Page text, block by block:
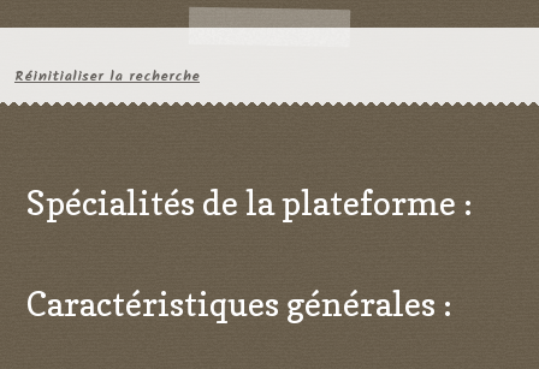
Réinitialiser la recherche
Spécialités de la plateforme :
Caractéristiques générales :